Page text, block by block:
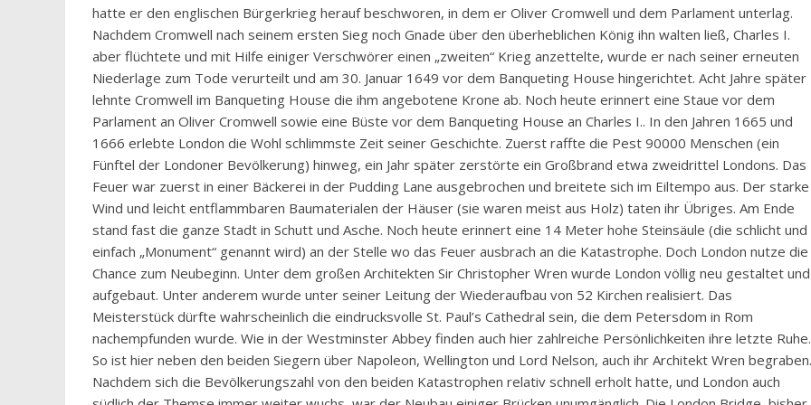
hatte er den englischen Bürgerkrieg herauf beschworen, in dem er Oliver Cromwell und dem Parlament unterlag.
Nachdem Cromwell nach seinem ersten Sieg noch Gnade über den überheblichen König ihn walten ließ, Charles I.
aber flüchtete und mit Hilfe einiger Verschwörer einen „zweiten“ Krieg anzettelte, wurde er nach seiner erneuten
Niederlage zum Tode verurteilt und am 30. Januar 1649 vor dem Banqueting House hingerichtet. Acht Jahre später
lehnte Cromwell im Banqueting House die ihm angebotene Krone ab. Noch heute erinnert eine Staue vor dem
Parlament an Oliver Cromwell sowie eine Büste vor dem Banqueting House an Charles I.. In den Jahren 1665 und
1666 erlebte London die Wohl schlimmste Zeit seiner Geschichte. Zuerst raffte die Pest 90000 Menschen (ein
Fünftel der Londoner Bevölkerung) hinweg, ein Jahr später zerstörte ein Großbrand etwa zweidrittel Londons. Das
Feuer war zuerst in einer Bäckerei in der Pudding Lane ausgebrochen und breitete sich im Eiltempo aus. Der starke
Wind und leicht entflammbaren Baumaterialen der Häuser (sie waren meist aus Holz) taten ihr Übriges. Am Ende
stand fast die ganze Stadt in Schutt und Asche. Noch heute erinnert eine 14 Meter hohe Steinsäule (die schlicht und
einfach „Monument“ genannt wird) an der Stelle wo das Feuer ausbrach an die Katastrophe. Doch London nutze die
Chance zum Neubeginn. Unter dem großen Architekten Sir Christopher Wren wurde London völlig neu gestaltet und
aufgebaut. Unter anderem wurde unter seiner Leitung der Wiederaufbau von 52 Kirchen realisiert. Das
Meisterstück dürfte wahrscheinlich die eindrucksvolle St. Paul’s Cathedral sein, die dem Petersdom in Rom
nachempfunden wurde. Wie in der Westminster Abbey finden auch hier zahlreiche Persönlichkeiten ihre letzte Ruhe.
So ist hier neben den beiden Siegern über Napoleon, Wellington und Lord Nelson, auch ihr Architekt Wren begraben.
Nachdem sich die Bevölkerungszahl von den beiden Katastrophen relativ schnell erholt hatte, und London auch